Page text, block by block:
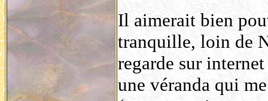
Il aimerait bien
tranquille, loin de
regarde sur
une véranda qui